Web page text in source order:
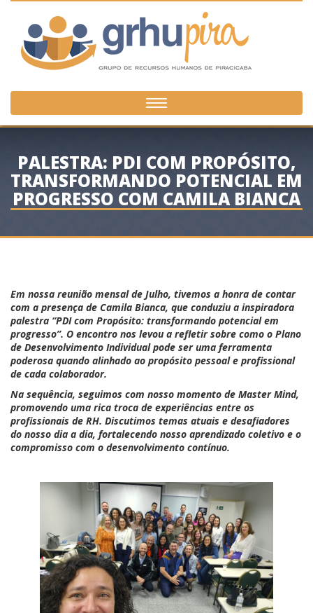
Toggle
navigation
PALESTRA: PDI COM PROPÓSITO,
TRANSFORMANDO POTENCIAL EM
PROGRESSO COM CAMILA BIANCA
Em nossa reunião mensal de Julho, tivemos a honra de contar
com a presença de Camila Bianca, que conduziu a inspiradora
palestra “PDI com Propósito: transformando potencial em
progresso”. O encontro nos levou a refletir sobre como o Plano
de Desenvolvimento Individual pode ser uma ferramenta
poderosa quando alinhado ao propósito pessoal e profissional
de cada colaborador.
Na sequência, seguimos com nosso momento de Master Mind,
promovendo uma rica troca de experiências entre os
profissionais de RH. Discutimos temas atuais e desafiadores
do nosso dia a dia, fortalecendo nosso aprendizado coletivo e o
compromisso com o desenvolvimento contínuo.